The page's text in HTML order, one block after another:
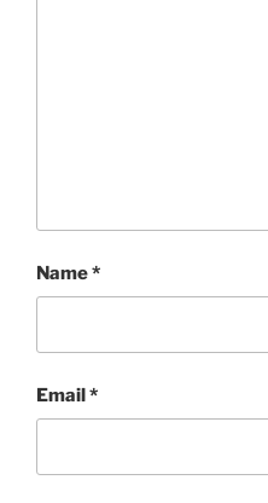
Name*
Email*